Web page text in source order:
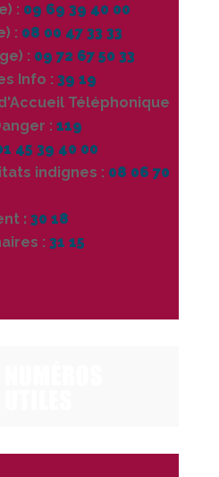
: 09 69 39 40 00
: 08 00 47 33 33
: 09 72 67 50 33
Info : 39 19
Téléphonique
: 119
45 39 40 00
indignes : 08 06 70
: 30 18
: 31 15